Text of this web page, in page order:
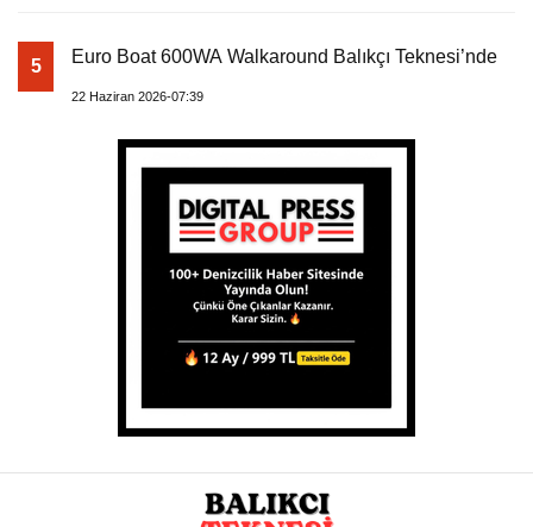
5 Euro Boat 600WA Walkaround Balıkçı Teknesi’nde
22 Haziran 2026-07:39